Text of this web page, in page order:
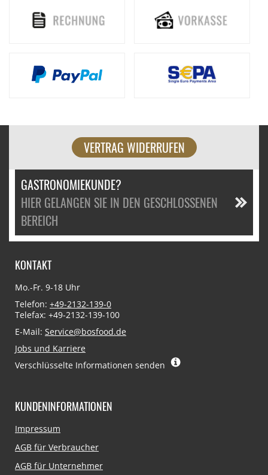
VERTRAG WIDERRUFEN
GASTRONOMIEKUNDE?
HIER GELANGEN SIE IN DEN GESCHLOSSENEN
BEREICH
KONTAKT
Mo.-Fr. 9-18 Uhr
Telefon: +49-2132-139-0
Telefax: +49-2132-139-100
E-Mail: Service@bosfood.de
Jobs und Karriere
Verschlüsselte Informationen senden
KUNDENINFORMATIONEN
Navigation
Impressum
AGB für Verbraucher
AGB für Unternehmer